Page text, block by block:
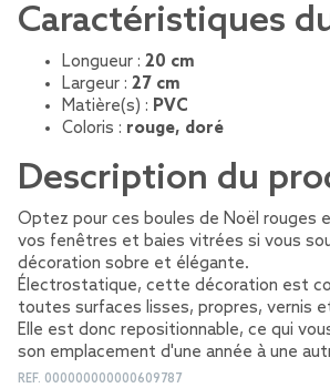
Caractéristiques
Longueur : 20 cm
Largeur : 27 cm
Matière(s) : PVC
Coloris : rouge, doré
Description du
Optez pour ces boules de Noël rouges
vos fenêtres et baies vitrées si vous
décoration sobre et élégante.
Électrostatique, cette décoration est
toutes surfaces lisses, propres, vernis
Elle est donc repositionnable, ce qui
son emplacement d'une année à une
REF. 000000000000609787